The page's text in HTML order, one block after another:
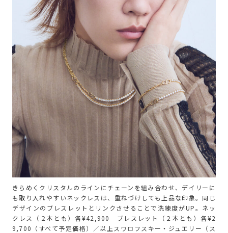
きらめくクリスタルのラインにチェーンを組み合わせ、デイリーに
も取り入れやすいネックレスは、重ねづけしても上品な印象。同じ
デザインのブレスレットとリンクさせることで洗練度がUP。ネッ
クレス（２本とも）各¥42,900 ブレスレット（２本とも）各¥2
9,700（すべて予定価格）／以上スワロフスキー・ジュエリー（ス